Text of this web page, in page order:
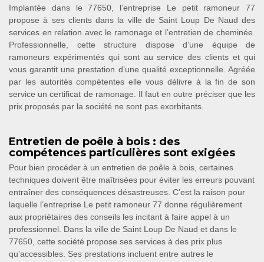
Implantée dans le 77650, l’entreprise Le petit ramoneur 77
propose à ses clients dans la ville de Saint Loup De Naud des
services en relation avec le ramonage et l’entretien de cheminée.
Professionnelle, cette structure dispose d’une équipe de
ramoneurs expérimentés qui sont au service des clients et qui
vous garantit une prestation d’une qualité exceptionnelle. Agréée
par les autorités compétentes elle vous délivre à la fin de son
service un certificat de ramonage. Il faut en outre préciser que les
prix proposés par la société ne sont pas exorbitants.
Entretien de poêle à bois : des
compétences particulières sont exigées
Pour bien procéder à un entretien de poêle à bois, certaines
techniques doivent être maîtrisées pour éviter les erreurs pouvant
entraîner des conséquences désastreuses. C’est la raison pour
laquelle l’entreprise Le petit ramoneur 77 donne régulièrement
aux propriétaires des conseils les incitant à faire appel à un
professionnel. Dans la ville de Saint Loup De Naud et dans le
77650, cette société propose ses services à des prix plus
qu’accessibles. Ses prestations incluent entre autres le